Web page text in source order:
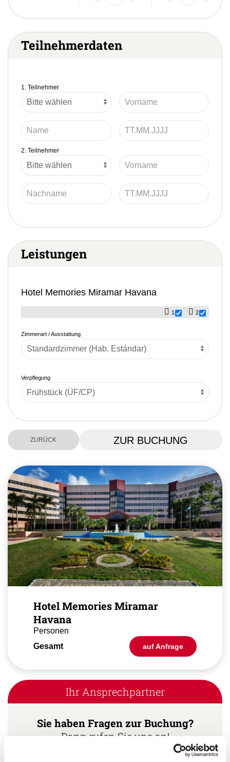
Teilnehmerdaten
1. Teilnehmer
2. Teilnehmer
Leistungen
Hotel Memories Miramar Havana
1 2
Zimmerart / Ausstattung
Verpflegung
ZURÜCK ZUR BUCHUNG
Hotel Memories Miramar
Havana
Personen
Gesamt
auf Anfrage
Ihr Ansprechpartner
Sie haben Fragen zur Buchung?
Dann rufen Sie uns an!